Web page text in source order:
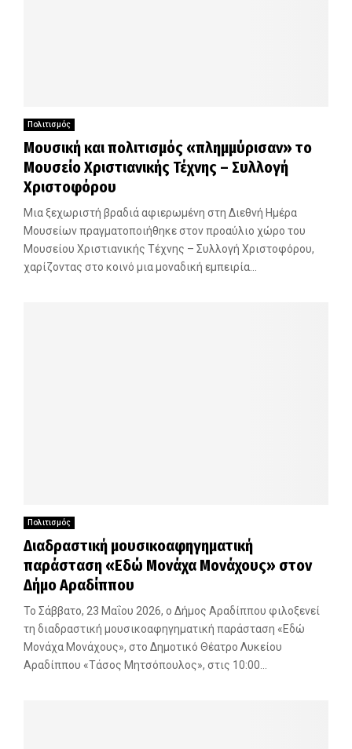
Πολιτισμός
Μουσική και πολιτισμός «πλημμύρισαν» το
Μουσείο Χριστιανικής Τέχνης – Συλλογή
Χριστοφόρου
Μια ξεχωριστή βραδιά αφιερωμένη στη Διεθνή Ημέρα
Μουσείων πραγματοποιήθηκε στον προαύλιο χώρο του
Μουσείου Χριστιανικής Τέχνης – Συλλογή Χριστοφόρου,
χαρίζοντας στο κοινό μια μοναδική εμπειρία...
Πολιτισμός
Διαδραστική μουσικοαφηγηματική
παράσταση «Εδώ Μονάχα Μονάχους» στον
Δήμο Αραδίππου
Το Σάββατο, 23 Μαΐου 2026, ο Δήμος Αραδίππου φιλοξενεί
τη διαδραστική μουσικοαφηγηματική παράσταση «Εδώ
Μονάχα Μονάχους», στο Δημοτικό Θέατρο Λυκείου
Αραδίππου «Τάσος Μητσόπουλος», στις 10:00...